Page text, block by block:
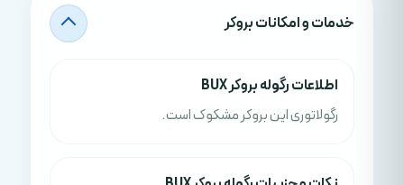
خدمات و امکانات بروکر
اطلاعات رگوله بروکر BUX
رگولاتوری این بروکر مشکوک است.